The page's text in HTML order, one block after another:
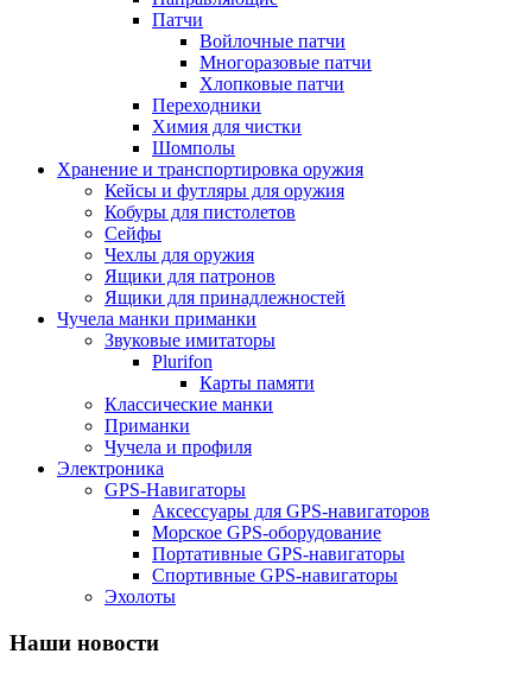
Патчи
Войлочные патчи
Многоразовые патчи
Хлопковые патчи
Переходники
Химия для чистки
Шомполы
Хранение и транспортировка оружия
Кейсы и футляры для оружия
Кобуры для пистолетов
Сейфы
Чехлы для оружия
Ящики для патронов
Ящики для принадлежностей
Чучела манки приманки
Звуковые имитаторы
Plurifon
Карты памяти
Классические манки
Приманки
Чучела и профиля
Электроника
GPS-Навигаторы
Аксессуары для GPS-навигаторов
Морское GPS-оборудование
Портативные GPS-навигаторы
Спортивные GPS-навигаторы
Эхолоты
Наши новости